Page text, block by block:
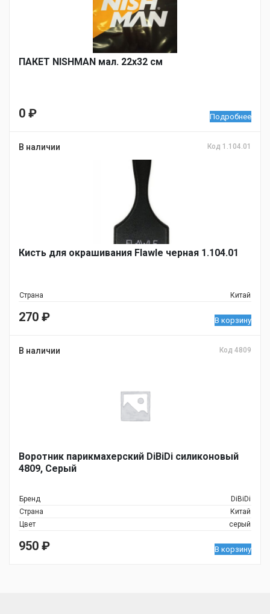
ПАКЕТ NISHMAN мал. 22х32 см
0 ₽ Подробнее
В наличии Код 1.104.01
Кисть для окрашивания Flawle черная 1.104.01
Страна Китай
270 ₽ В корзину
В наличии Код 4809
Воротник парикмахерский DiBiDi силиконовый
4809, Серый
Бренд
DiBiDi
Страна
Китай
Цвет
серый
950 ₽ В корзину